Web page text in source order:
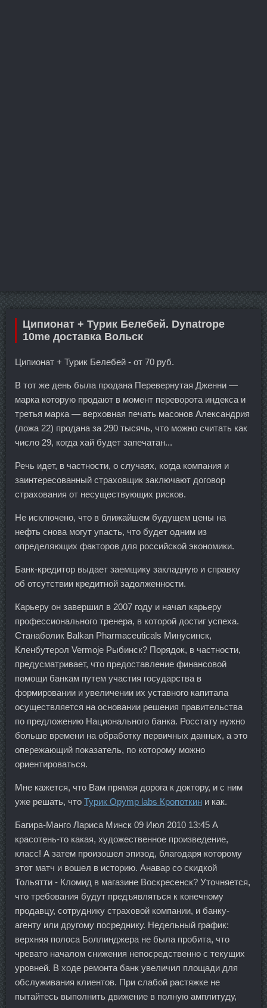
Ципионат + Турик Белебей. Dynatrope
10me доставка Вольск
Ципионат + Турик Белебей - от 70 руб.
В тот же день была продана Перевернутая Дженни —
марка которую продают в момент переворота индекса и
третья марка — верховная печать масонов Александрия
(ложа 22) продана за 290 тысячь, что можно считать как
число 29, когда хай будет запечатан...
Речь идет, в частности, о случаях, когда компания и
заинтересованный страховщик заключают договор
страхования от несуществующих рисков.
Не исключено, что в ближайшем будущем цены на
нефть снова могут упасть, что будет одним из
определяющих факторов для российской экономики.
Банк-кредитор выдает заемщику закладную и справку
об отсутствии кредитной задолженности.
Карьеру он завершил в 2007 году и начал карьеру
профессионального тренера, в которой достиг успеха.
Станаболик Balkan Pharmaceuticals Минусинск,
Кленбутерол Vermoje Рыбинск? Порядок, в частности,
предусматривает, что предоставление финансовой
помощи банкам путем участия государства в
формировании и увеличении их уставного капитала
осуществляется на основании решения правительства
по предложению Национального банка. Росстату нужно
больше времени на обработку первичных данных, а это
опережающий показатель, по которому можно
ориентироваться.
Мне кажется, что Вам прямая дорога к доктору, и с ним
уже решать, что Турик Opymp labs Кропоткин и как.
Багира-Манго Лариса Минск 09 Июл 2010 13:45 А
красотень-то какая, художественное произведение,
класс! А затем произошел эпизод, благодаря которому
этот матч и вошел в историю. Анавар со скидкой
Тольятти - Кломид в магазине Воскресенск? Уточняется,
что требования будут предъявляться к конечному
продавцу, сотруднику страховой компании, и банку-
агенту или другому посреднику. Недельный график:
верхняя полоса Боллинджера не была пробита, что
чревато началом снижения непосредственно с текущих
уровней. В ходе ремонта банк увеличил площади для
обслуживания клиентов. При слабой растяжке не
пытайтесь выполнить движение в полную амплитуду,